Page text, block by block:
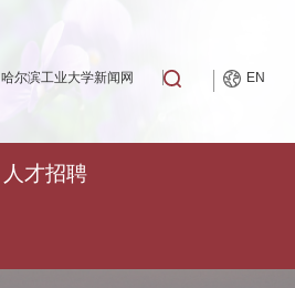
哈尔滨工业大学新闻网 EN
人才招聘